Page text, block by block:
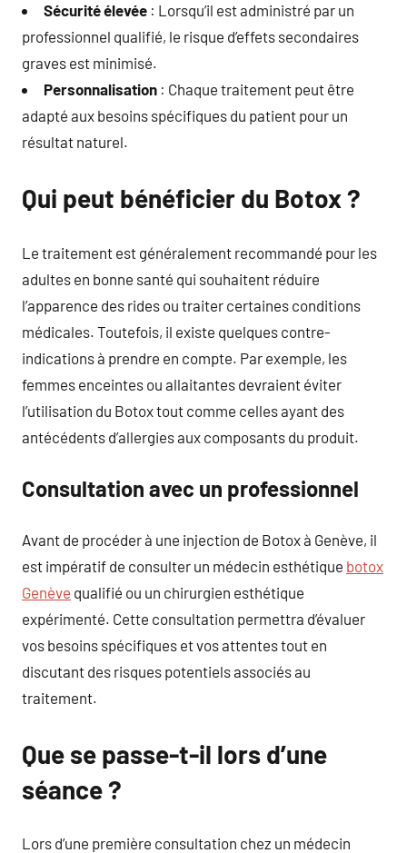
Sécurité élevée : Lorsqu’il est administré par un
professionnel qualifié, le risque d’effets secondaires
graves est minimisé.
Personnalisation : Chaque traitement peut être
adapté aux besoins spécifiques du patient pour un
résultat naturel.
Qui peut bénéficier du Botox ?
Le traitement est généralement recommandé pour les
adultes en bonne santé qui souhaitent réduire
l’apparence des rides ou traiter certaines conditions
médicales. Toutefois, il existe quelques contre-
indications à prendre en compte. Par exemple, les
femmes enceintes ou allaitantes devraient éviter
l’utilisation du Botox tout comme celles ayant des
antécédents d’allergies aux composants du produit.
Consultation avec un professionnel
Avant de procéder à une injection de Botox à Genève, il
est impératif de consulter un médecin esthétique botox
Genève qualifié ou un chirurgien esthétique
expérimenté. Cette consultation permettra d’évaluer
vos besoins spécifiques et vos attentes tout en
discutant des risques potentiels associés au
traitement.
Que se passe-t-il lors d’une
séance ?
Lors d’une première consultation chez un médecin